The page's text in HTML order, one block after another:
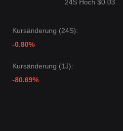
langfristige These bezüglich
letzten 7 Tagen eine
gezeigt, wobei das Marktgefühl
war. Das Fehlen
gebunden.Aus einer
von
24S Hoch $0.03
Kursänderung (24S):
-0.80%
Kursänderung (1J):
-80.69%